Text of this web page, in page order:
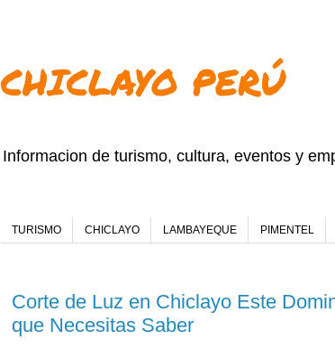
CHICLAYO PERÚ
Informacion de turismo, cultura, eventos y
TURISMO CHICLAYO LAMBAYEQUE PIMENTEL
Corte de Luz en Chiclayo Este
que Necesitas Saber